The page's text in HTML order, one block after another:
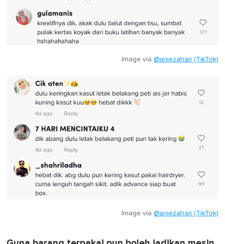
Image via @aniezahari (TikTok)
Image via @aniezahari (TikTok)